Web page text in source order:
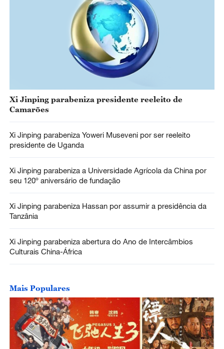
Xi Jinping parabeniza presidente reeleito de
Camarões
Xi Jinping parabeniza Yoweri Museveni por ser reeleito
presidente de Uganda
Xi Jinping parabeniza a Universidade Agrícola da China por
seu 120º aniversário de fundação
Xi Jinping parabeniza Hassan por assumir a presidência da
Tanzânia
Xi Jinping parabeniza abertura do Ano de Intercâmbios
Culturais China-África
Mais Populares